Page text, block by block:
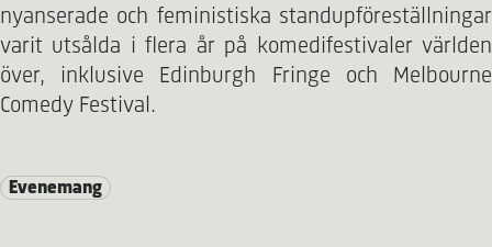
nyanserade och feministiska standupföreställningar
varit utsålda i flera år på komedifestivaler världen
över, inklusive Edinburgh Fringe och Melbourne
Comedy Festival.
Evenemang